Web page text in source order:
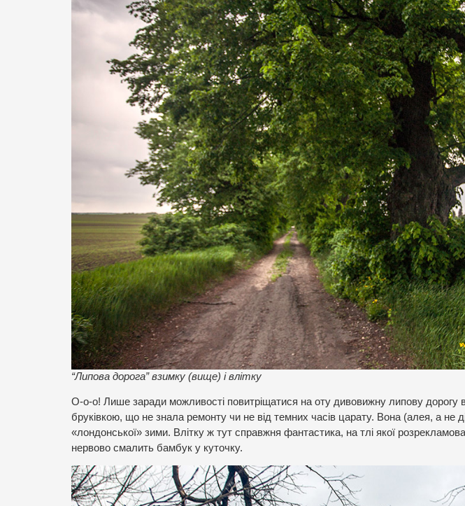
“Липова дорога” взимку (вище) і влітку
О-о-о! Лише заради можливості повитріщатися на оту дивовижну липову дорогу
бруківкою, що не знала ремонту чи не від темних часів царату. Вона (алея, а не
«лондонської» зими. Влітку ж тут справжня фантастика, на тлі якої
нервово смалить бамбук у куточку.